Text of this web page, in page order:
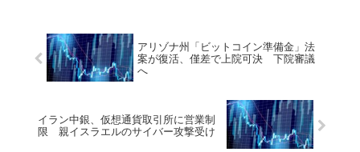
アリゾナ州「ビットコイン準備金」法
案が復活、僅差で上院可決 下院審議
へ
イラン中銀、仮想通貨取引所に営業制
限 親イスラエルのサイバー攻撃受け